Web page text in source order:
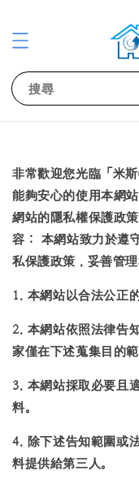
搜尋
非常歡迎您光臨「米
能夠安心的使用本網
網站的隱私權保護政
容： 本網站致力於遵
私保護政策，妥善管
1. 本網站以合法公正
2. 本網站依照法律告
家僅在下述蒐集目的
3. 本網站採取必要且
料。
4. 除下述告知範圍或
料提供給第三人。